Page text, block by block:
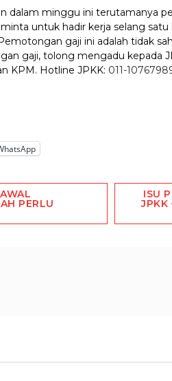
dalam minggu ini terutamanya
untuk hadir kerja selang
gaji ini adalah tidak
gaji, tolong mengadu kepada
KPM. Hotline JPKK: 011-
PERLU
ISU
JPKK